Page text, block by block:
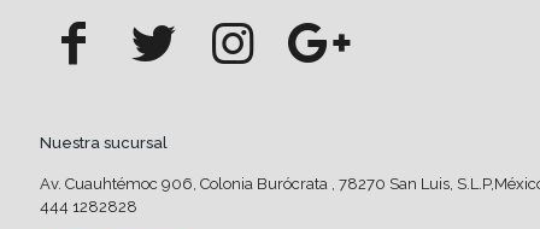
Nuestra sucursal
Av. Cuauhtémoc 906, Colonia Burócrata , 78270 San Luis,
444 1282828